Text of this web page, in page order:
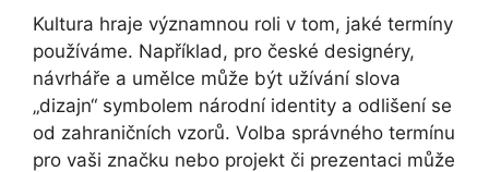
Kultura hraje významnou roli v tom, jaké termíny
používáme. Například, pro české designéry,
návrháře a umělce může být užívání slova
„dizajn“ symbolem národní identity a odlišení se
od zahraničních vzorů. Volba správného termínu
pro vaši značku nebo projekt či prezentaci může